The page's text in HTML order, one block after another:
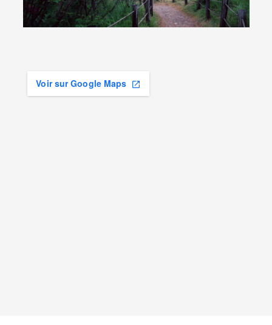
Voir sur Google Maps